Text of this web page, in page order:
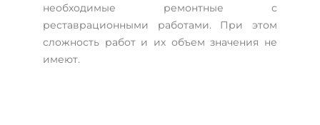
необходимые ремонтные с
реставрационными работами. При этом
сложность работ и их объем значения не
имеют.